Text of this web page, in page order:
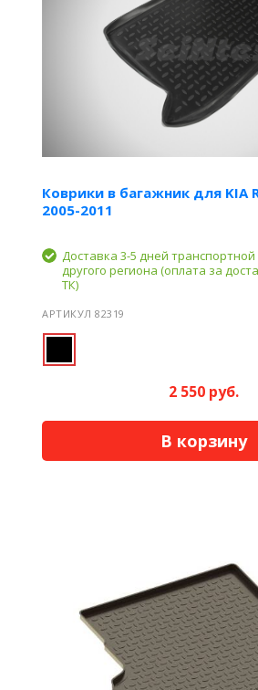
Коврики в багажник для KIA
2005-2011
Доставка 3-5 дней
другого региона (оплата за
ТК)
АРТИКУЛ 82319
2 550 руб.
В корзину